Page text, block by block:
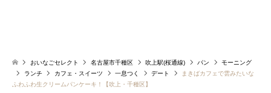
おいなごセレクト 名古屋市千種区 吹上駅(桜通線) パン
モーニング
ランチ
カフェ・スイーツ 一息つく デート
まきばカフェで雲みたいな
ふわふわ生クリームパンケーキ！【吹上・千種区】